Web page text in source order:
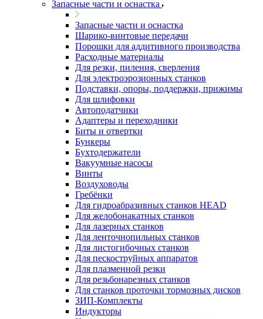
Запасные части и оснастка
Запасные части и оснастка
Шарико-винтовые передачи
Порошки для аддитивного производства
Расходные материалы
Для резки, пиления, сверления
Для электроэрозионных станков
Подставки, опоры, поддержки, прижимы
Для шлифовки
Автоподатчики
Адаптеры и переходники
Биты и отвертки
Бункеры
Бухтодержатели
Вакуумные насосы
Винты
Воздуховоды
Гребёнки
Для гидроабразивных станков HEAD
Для желобонакатных станков
Для лазерных станков
Для ленточнопильных станков
Для листогибочных станков
Для пескоструйных аппаратов
Для плазменной резки
Для резьбонарезных станков
Для станков проточки тормозных дисков
ЗИП-Комплекты
Индукторы